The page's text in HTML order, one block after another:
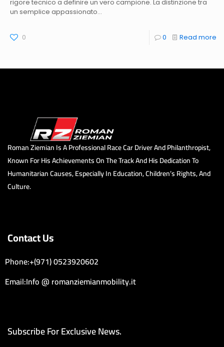
rigore tecnico a definire un vero campione. La distinzione tra
un semplice appassionato...
0 0 Read more
Roman Ziemian Is A Professional Race Car Driver And Philanthropist,
Known For His Achievements On The Track And His Dedication To
Humanitarian Causes, Especially In Education, Children’s Rights, And
Culture.
Contact Us
Phone:+(971) 0523920602
Email:Info @ romanziemianmobility.it
Subscribe For Exclusive News.